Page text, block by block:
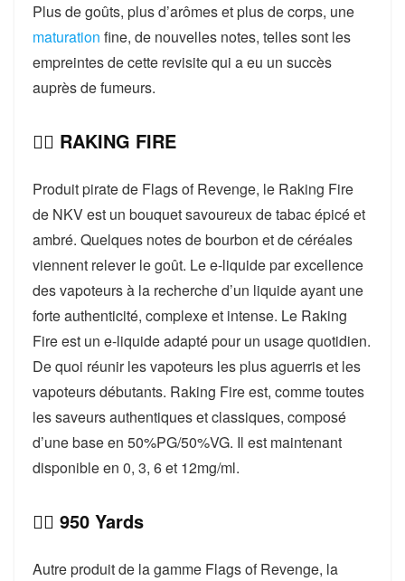
Plus de goûts, plus d’arômes et plus de corps, une
maturation fine, de nouvelles notes, telles sont les
empreintes de cette revisite qui a eu un succès
auprès de fumeurs.
👉🏻 RAKING FIRE
Produit pirate de Flags of Revenge, le Raking Fire
de NKV est un bouquet savoureux de tabac épicé et
ambré. Quelques notes de bourbon et de céréales
viennent relever le goût. Le e-liquide par excellence
des vapoteurs à la recherche d’un liquide ayant une
forte authenticité, complexe et intense. Le Raking
Fire est un e-liquide adapté pour un usage quotidien.
De quoi réunir les vapoteurs les plus aguerris et les
vapoteurs débutants. Raking Fire est, comme toutes
les saveurs authentiques et classiques, composé
d’une base en 50%PG/50%VG. Il est maintenant
disponible en 0, 3, 6 et 12mg/ml.
👉🏻 950 Yards
Autre produit de la gamme Flags of Revenge, la